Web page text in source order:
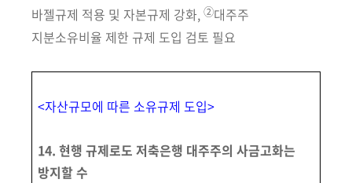
바젤규제 적용 및 자본규제 강화, ②대주주
지분소유비율 제한 규제 도입 검토 필요
<자산규모에 따른 소유규제 도입>
14. 현행 규제로도 저축은행 대주주의 사금고화는
방지할 수